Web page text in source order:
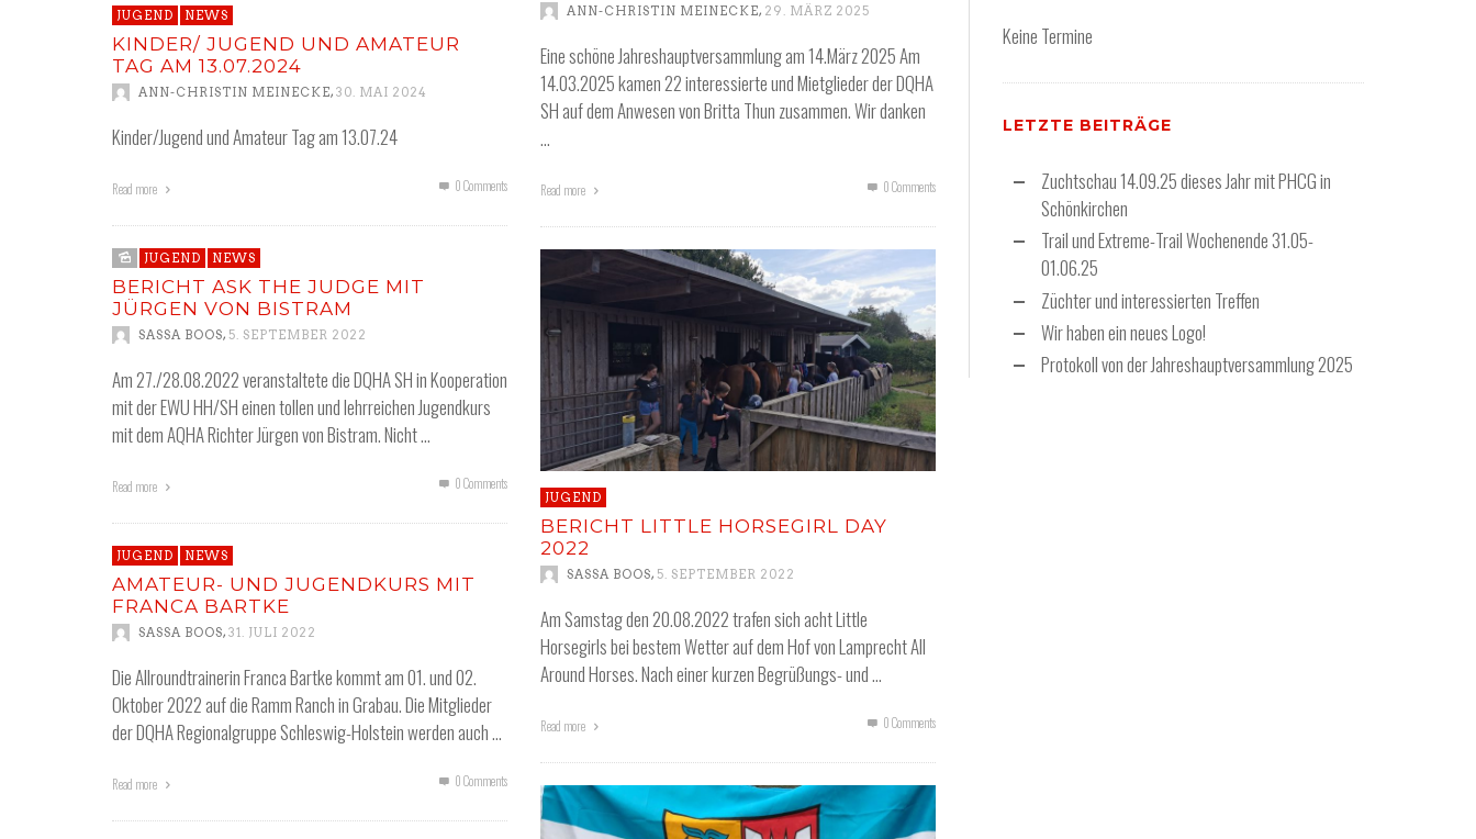
ANN-CHRISTIN MEINECKE, 29. MÄRZ 2025
Eine schöne Jahreshauptversammlung am 14.März 2025 Am
14.03.2025 kamen 22 interessierte und Mietglieder der DQHA
SH auf dem Anwesen von Britta Thun zusammen. Wir danken
…
Read more 0 Comments
JUGEND NEWS
KINDER/ JUGEND UND AMATEUR
TAG AM 13.07.2024
ANN-CHRISTIN MEINECKE, 30. MAI 2024
Kinder/Jugend und Amateur Tag am 13.07.24
Read more 0 Comments
JUGEND NEWS
BERICHT ASK THE JUDGE MIT
JÜRGEN VON BISTRAM
SASSA BOOS, 5. SEPTEMBER 2022
Am 27./28.08.2022 veranstaltete die DQHA SH in Kooperation
mit der EWU HH/SH einen tollen und lehrreichen Jugendkurs
mit dem AQHA Richter Jürgen von Bistram. Nicht …
Read more 0 Comments
JUGEND
BERICHT LITTLE HORSEGIRL DAY
2022
SASSA BOOS, 5. SEPTEMBER 2022
Am Samstag den 20.08.2022 trafen sich acht Little
Horsegirls bei bestem Wetter auf dem Hof von Lamprecht All
Around Horses. Nach einer kurzen Begrüßungs- und …
Read more 0 Comments
JUGEND NEWS
AMATEUR- UND JUGENDKURS MIT
FRANCA BARTKE
SASSA BOOS, 31. JULI 2022
Die Allroundtrainerin Franca Bartke kommt am 01. und 02.
Oktober 2022 auf die Ramm Ranch in Grabau. Die Mitglieder
der DQHA Regionalgruppe Schleswig-Holstein werden auch …
Read more 0 Comments
Keine Termine
LETZTE BEITRÄGE
Zuchtschau 14.09.25 dieses Jahr mit PHCG in
Schönkirchen
Trail und Extreme-Trail Wochenende 31.05-
01.06.25
Züchter und interessierten Treffen
Wir haben ein neues Logo!
Protokoll von der Jahreshauptversammlung 2025